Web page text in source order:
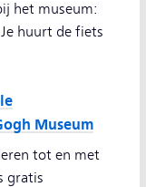
het museum:
huurt de fiets
Museum
tot en met
gratis